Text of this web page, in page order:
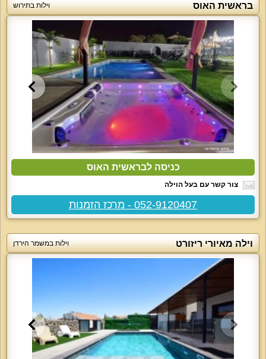
בראשית האוס וילות בתירוש
כניסה לבראשית האוס
צור קשר עם בעל הוילה
052-9120407 - מרכז הזמנות
וילה מאיורי ריזורט וילות במשמר הירדן